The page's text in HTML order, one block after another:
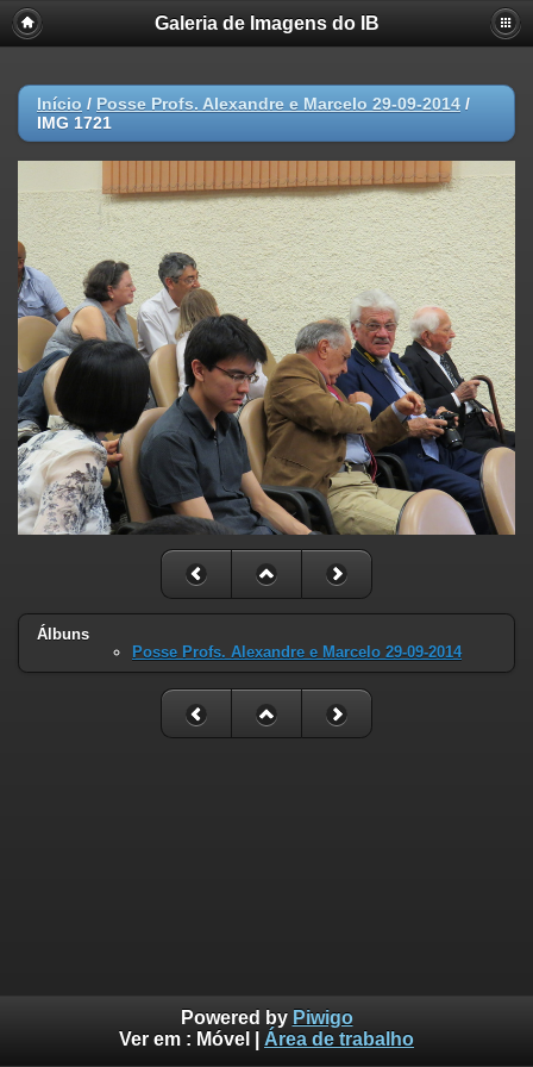
Galeria de Imagens do IB
Início / Posse Profs. Alexandre e Marcelo 29-09-2014 /
IMG 1721
Álbuns
Posse Profs. Alexandre e Marcelo 29-09-2014
Powered by Piwigo
Ver em : Móvel Área de trabalho